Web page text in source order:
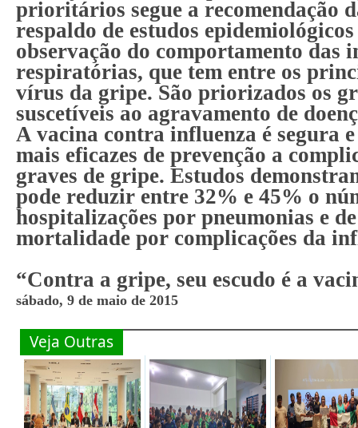
prioritários segue a recomendação
respaldo de estudos
observação do comportamento das
respiratórias, que tem entre os
vírus da gripe. São priorizados os
suscetíveis ao agravamento de
A vacina contra influenza é segura
mais eficazes de prevenção a
graves de gripe. Estudos
pode reduzir entre 32% e 45% o
hospitalizações por pneumonias e
mortalidade por complicações da
“Contra a gripe, seu escudo é a
sábado, 9 de maio de 2015
Veja Outras